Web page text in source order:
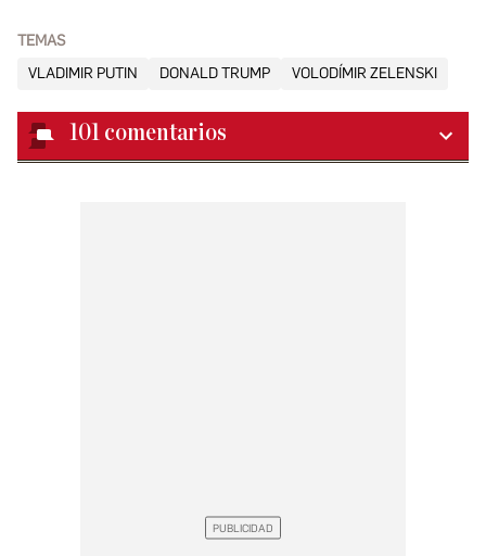
TEMAS
VLADIMIR PUTIN
DONALD TRUMP VOLODÍMIR ZELENSKI
101 comentarios